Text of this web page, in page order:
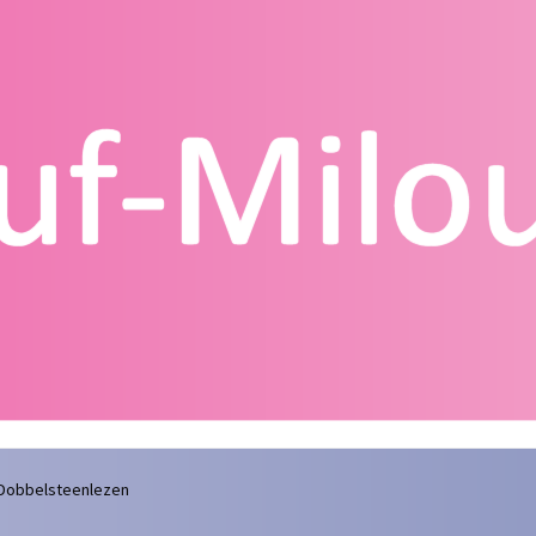
Contact Homepagina